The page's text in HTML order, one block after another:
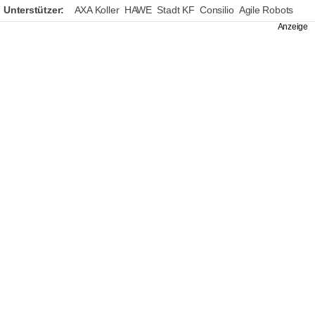
Unterstützer: AXA Koller HAWE Stadt KF Consilio Agile Robots